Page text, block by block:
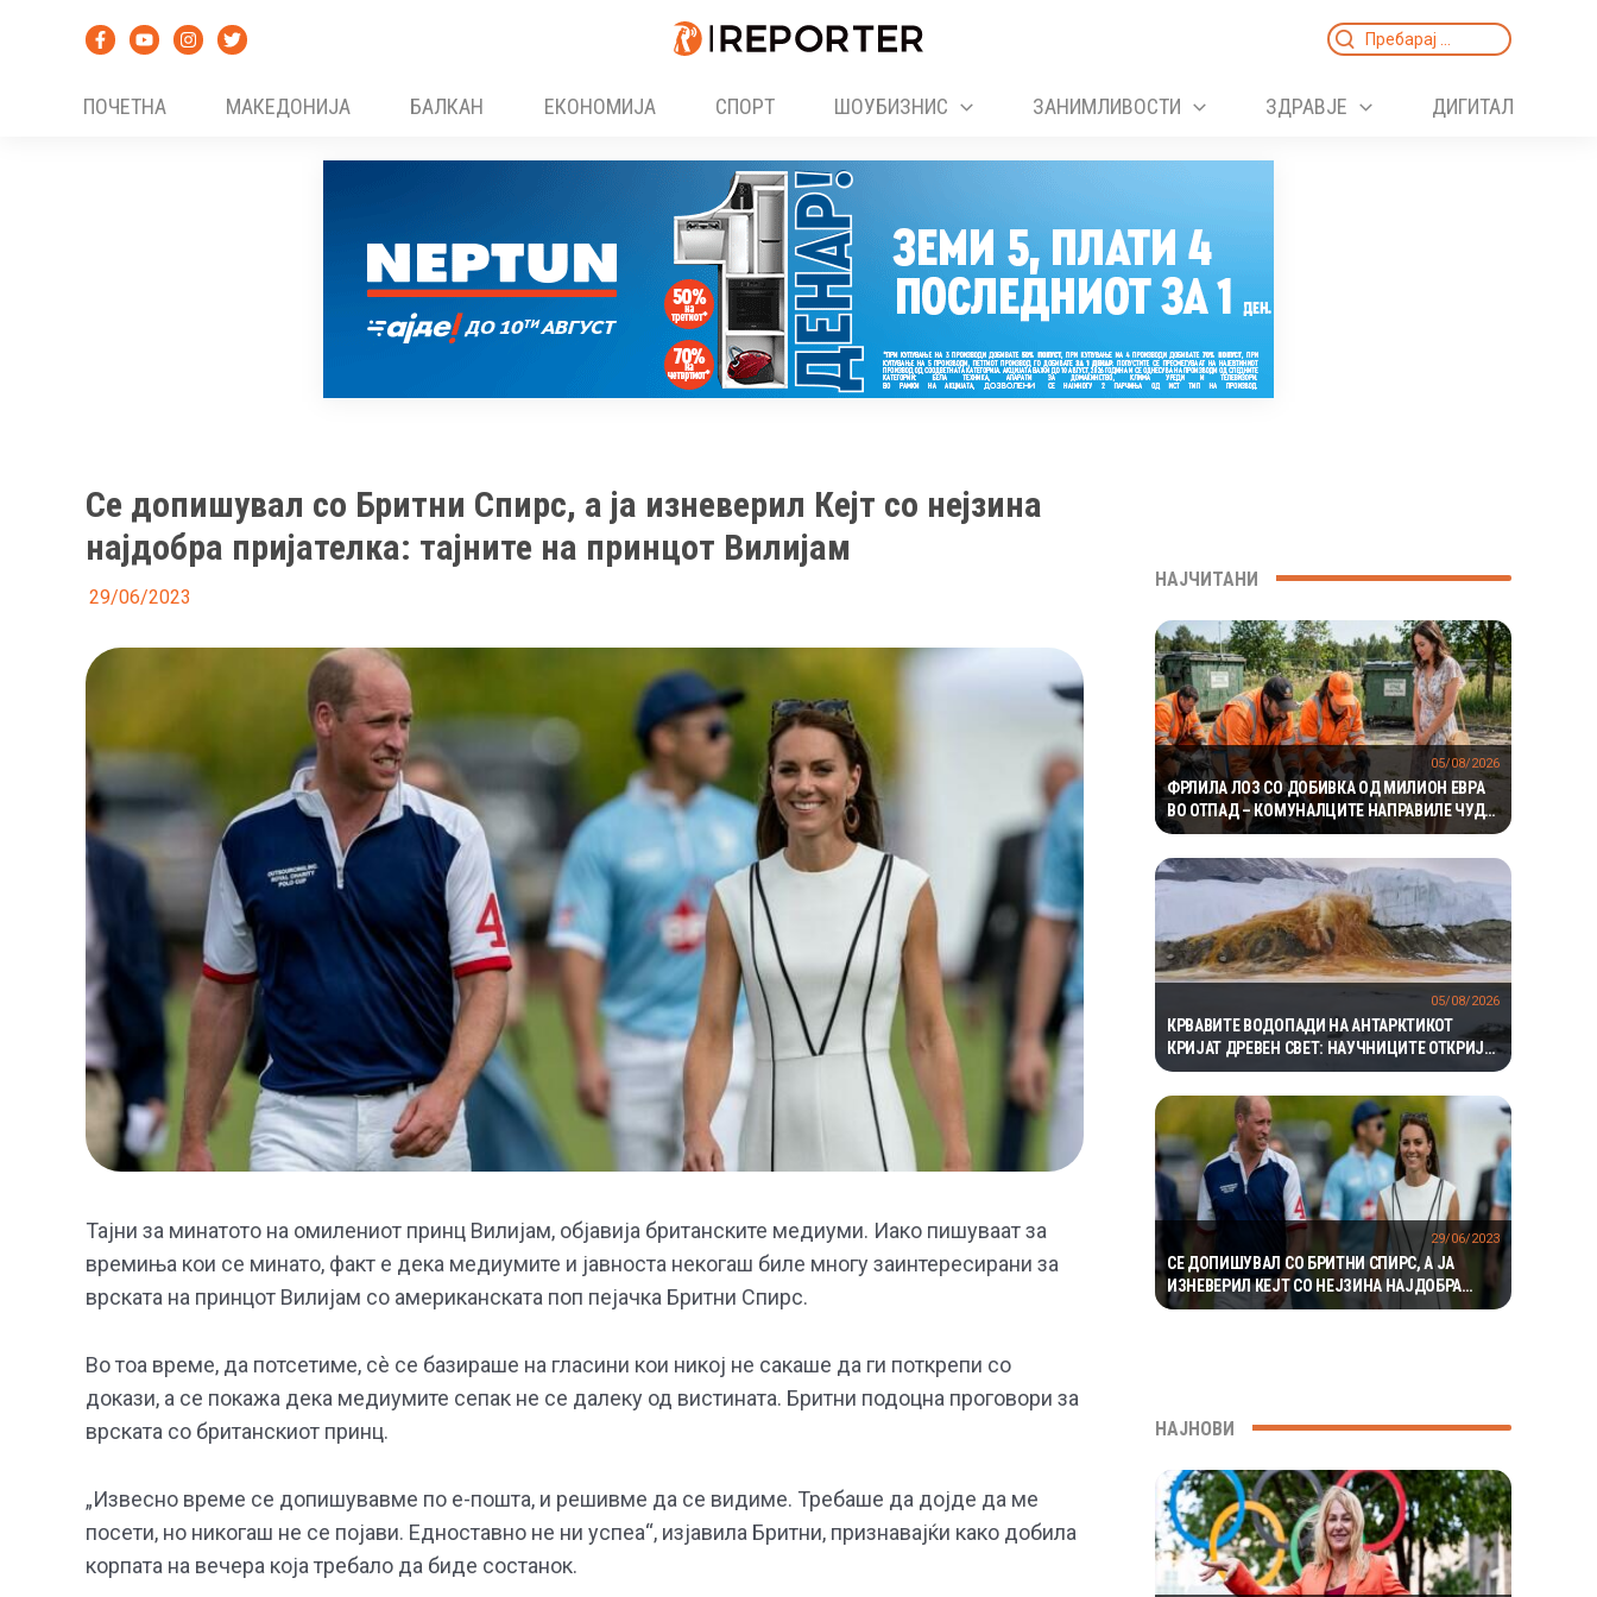
Search
ПОЧЕТНА
МАКЕДОНИЈА БАЛКАН ЕКОНОМИЈА СПОРТ ШОУБИЗНИС ЗАНИМЛИВОСТИ ЗДРАВЈЕ ДИГИТАЛ
Се допишувал со Бритни Спирс, а ја изневерил Кејт со нејзина
најдобра пријателка: тајните на принцот Вилијам
29/06/2023
Тајни за минатото на омилениот принц Вилијам, објавија британските медиуми. Иако пишуваат за
времиња кои се минато, факт е дека медиумите и јавноста некогаш биле многу заинтересирани за
врската на принцот Вилијам со американската поп пејачка Бритни Спирс.
Во тоа време, да потсетиме, сè се базираше на гласини кои никој не сакаше да ги поткрепи со
докази, а се покажа дека медиумите сепак не се далеку од вистината. Бритни подоцна проговори за
врската со британскиот принц.
„Извесно време се допишувавме по е-пошта, и решивме да се видиме. Требаше да дојде да ме
посети, но никогаш не се појави. Едноставно не ни успеа“, изјавила Бритни, признавајќи како добила
корпата на вечера која требало да биде состанок.
НАЈЧИТАНИ
ФРЛИЛА ЛОЗ СО ДОБИВКА ОД МИЛИОН ЕВРА
ВО ОТПАД – КОМУНАЛЦИТЕ НАПРАВИЛЕ ЧУДО
ЗА ДА ГО ПРОНАЈДАТ
05/08/2026
КРВАВИТЕ ВОДОПАДИ НА АНТАРКТИКОТ
КРИЈАТ ДРЕВЕН СВЕТ: НАУЧНИЦИТЕ ОТКРИЈА
ЕКОСИСТЕМ ИЗОЛИРАН ПОВЕЌЕ ОД 1,5
МИЛИОНИ ГОДИНИ
05/08/2026
СЕ ДОПИШУВАЛ СО БРИТНИ СПИРС, А ЈА
ИЗНЕВЕРИЛ КЕЈТ СО НЕЈЗИНА НАЈДОБРА
ПРИЈАТЕЛКА: ТАЈНИТЕ НА ПРИНЦОТ
29/06/2023
НАЈНОВИ